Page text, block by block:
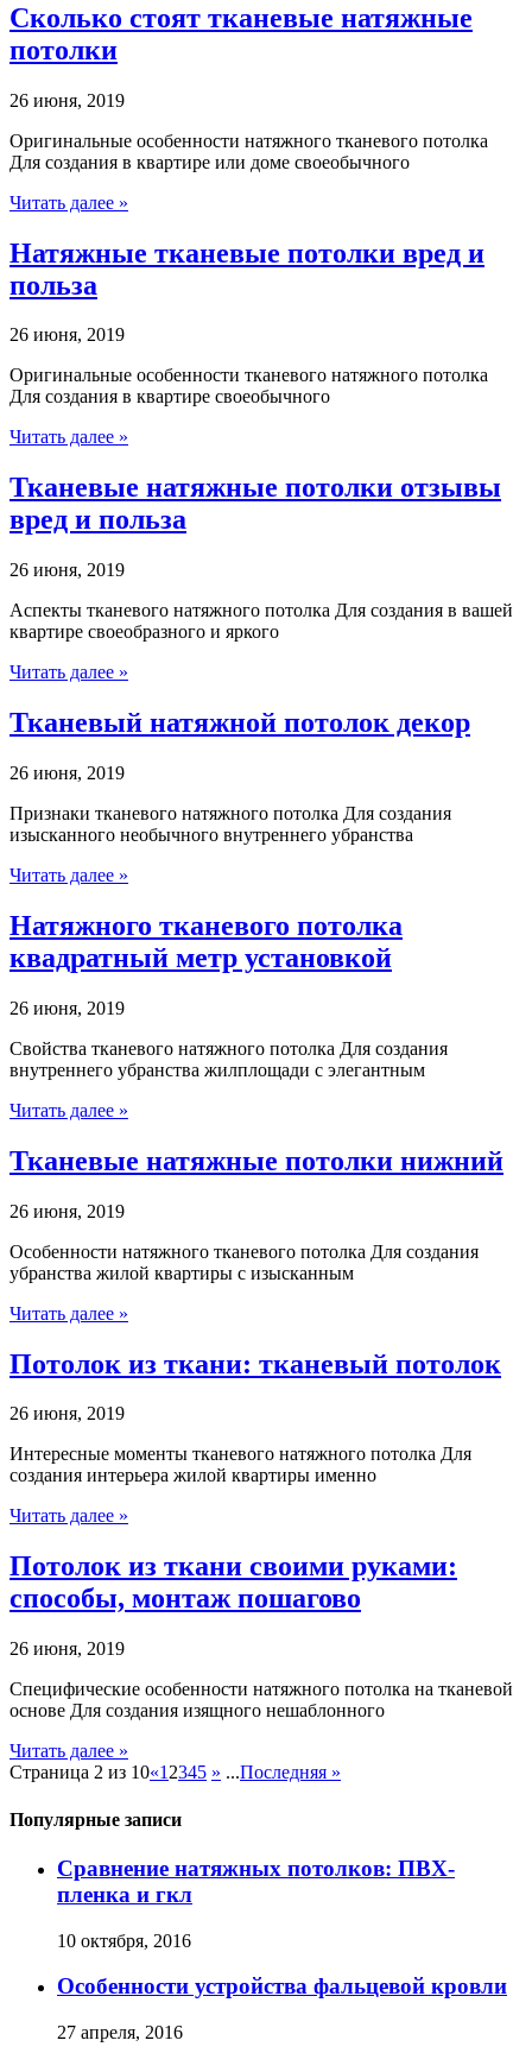
Сколько стоят тканевые натяжные
потолки
26 июня, 2019
Оригинальные особенности натяжного тканевого потолка
Для создания в квартире или доме своеобычного
Читать далее »
Натяжные тканевые потолки вред и
польза
26 июня, 2019
Оригинальные особенности тканевого натяжного потолка
Для создания в квартире своеобычного
Читать далее »
Тканевые натяжные потолки отзывы
вред и польза
26 июня, 2019
Аспекты тканевого натяжного потолка Для создания в вашей
квартире своеобразного и яркого
Читать далее »
Тканевый натяжной потолок декор
26 июня, 2019
Признаки тканевого натяжного потолка Для создания
изысканного необычного внутреннего убранства
Читать далее »
Натяжного тканевого потолка
квадратный метр установкой
26 июня, 2019
Свойства тканевого натяжного потолка Для создания
внутреннего убранства жилплощади с элегантным
Читать далее »
Тканевые натяжные потолки нижний
26 июня, 2019
Особенности натяжного тканевого потолка Для создания
убранства жилой квартиры с изысканным
Читать далее »
Потолок из ткани: тканевый потолок
26 июня, 2019
Интересные моменты тканевого натяжного потолка Для
создания интерьера жилой квартиры именно
Читать далее »
Потолок из ткани своими руками:
способы, монтаж пошагово
26 июня, 2019
Специфические особенности натяжного потолка на тканевой
основе Для создания изящного нешаблонного
Читать далее »
Страница 2 из 10«1 2345 » ...Последняя »
Популярные записи
Сравнение натяжных потолков: ПВХ-
пленка и гкл
10 октября, 2016
Особенности устройства фальцевой кровли
27 апреля, 2016